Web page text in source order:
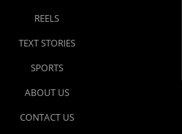
REELS
TEXT STORIES
SPORTS
ABOUT US
CONTACT US